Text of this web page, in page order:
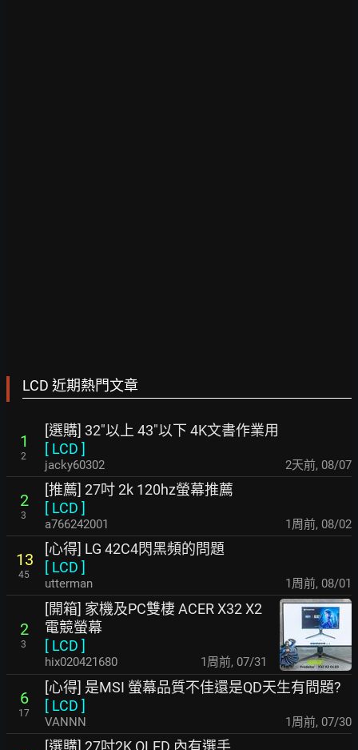
LCD 近期熱門文章
1
2
[選購] 32"以上 43"以下 4K文書作業用
[ LCD ]
jacky60302 2天前, 08/07
2
3
[推薦] 27吋 2k 120hz螢幕推薦
[ LCD ]
a766242001 1周前, 08/02
13
45
[心得] LG 42C4閃黑頻的問題
[ LCD ]
utterman 1周前, 08/01
2
3
[開箱] 家機及PC雙棲 ACER X32 X2
電競螢幕
[ LCD ]
hix020421680 1周前, 07/31
6
17
[心得] 是MSI 螢幕品質不佳還是QD天生有問題?
[ LCD ]
VANNN 1周前, 07/30
[選購] 27吋2K OLED 內有選手